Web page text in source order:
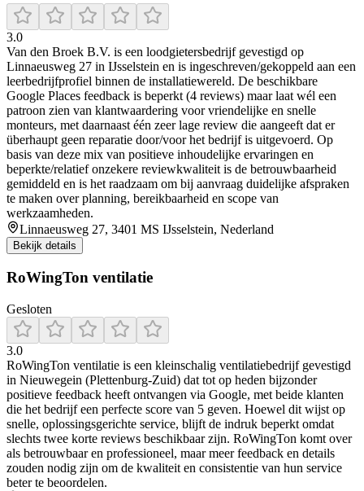
3.0
Van den Broek B.V. is een loodgietersbedrijf gevestigd op
Linnaeusweg 27 in IJsselstein en is ingeschreven/gekoppeld aan een
leerbedrijfprofiel binnen de installatiewereld. De beschikbare
Google Places feedback is beperkt (4 reviews) maar laat wél een
patroon zien van klantwaardering voor vriendelijke en snelle
monteurs, met daarnaast één zeer lage review die aangeeft dat er
überhaupt geen reparatie door/voor het bedrijf is uitgevoerd. Op
basis van deze mix van positieve inhoudelijke ervaringen en
beperkte/relatief onzekere reviewkwaliteit is de betrouwbaarheid
gemiddeld en is het raadzaam om bij aanvraag duidelijke afspraken
te maken over planning, bereikbaarheid en scope van
werkzaamheden.
Linnaeusweg 27, 3401 MS IJsselstein, Nederland
Bekijk details
RoWingTon ventilatie
Gesloten
3.0
RoWingTon ventilatie is een kleinschalig ventilatiebedrijf gevestigd
in Nieuwegein (Plettenburg‑Zuid) dat tot op heden bijzonder
positieve feedback heeft ontvangen via Google, met beide klanten
die het bedrijf een perfecte score van 5 geven. Hoewel dit wijst op
snelle, oplossingsgerichte service, blijft de indruk beperkt omdat
slechts twee korte reviews beschikbaar zijn. RoWingTon komt over
als betrouwbaar en professioneel, maar meer feedback en details
zouden nodig zijn om de kwaliteit en consistentie van hun service
beter te beoordelen.